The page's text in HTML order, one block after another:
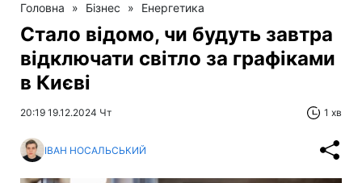
Головна » Бізнес » Енергетика
Стало відомо, чи будуть завтра
відключати світло за графіками
в Києві
20:19 19.12.2024 Чт 1 хв
ІВАН НОСАЛЬСЬКИЙ